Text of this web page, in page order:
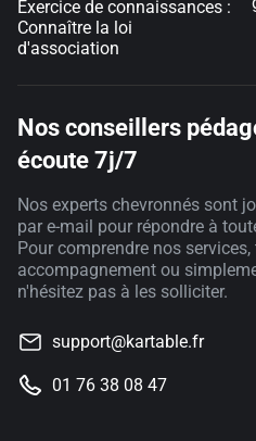
Exercice de connaissances :
Connaître la loi
d'association
Nos conseillers
écoute 7j/7
Nos experts chevronnés sont
par e-mail pour répondre à
Pour comprendre nos
accompagnement ou
n'hésitez pas à les solliciter.
support@kartable.fr
01 76 38 08 47